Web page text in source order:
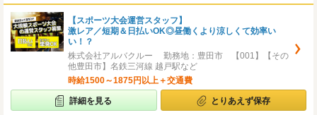
【スポーツ大会運営スタッフ】
激レア／短期＆日払いOK◎昼働くより涼しくて効率い
い！？
株式会社アルバクルー 勤務地：豊田市 【001】【その
他豊田市】名鉄三河線 越戸駅など
時給1500～1875円以上＋交通費
詳細を見る とりあえず保存